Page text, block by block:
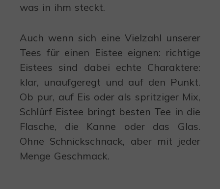
was in ihm steckt.
Auch wenn sich eine Vielzahl unserer
Tees für einen Eistee eignen: richtige
Eistees sind dabei echte Charaktere:
klar, unaufgeregt und auf den Punkt.
Ob pur, auf Eis oder als spritziger Mix,
Schlürf Eistee bringt besten Tee in die
Flasche, die Kanne oder das Glas.
Ohne Schnickschnack, aber mit jeder
Menge Geschmack.